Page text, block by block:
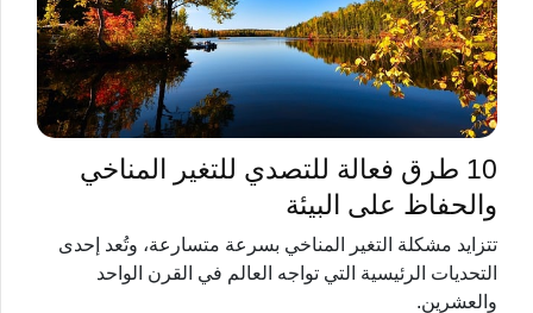
10 طرق فعالة للتصدي للتغير المناخي
والحفاظ على البيئة
تتزايد مشكلة التغير المناخي بسرعة متسارعة، وتُعد إحدى
التحديات الرئيسية التي تواجه العالم في القرن الواحد
والعشرين.